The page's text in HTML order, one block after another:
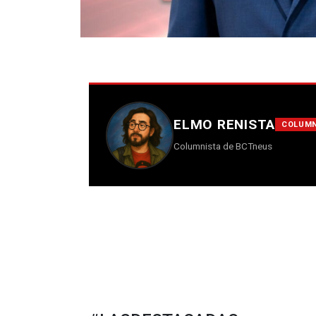
ELMO RENISTA
Columnista de BCTneus